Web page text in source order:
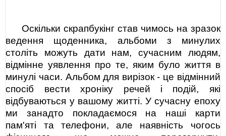
Оскільки скрапбукінг став чимось на зразок
ведення щоденника, альбоми з минулих
століть можуть дати нам, сучасним людям,
відмінне уявлення про те, яким було життя в
минулі часи. Альбом для вирізок - це відмінний
спосіб вести хроніку речей і подій, які
відбуваються у вашому житті. У сучасну епоху
ми занадто покладаємося на наші карти
пам'яті та телефони, але наявність чогось